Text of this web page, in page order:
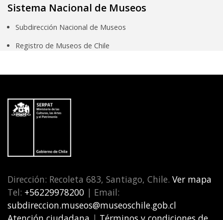
Sistema Nacional de Museos
Subdirección Nacional de Museos
Registro de Museos de Chile
Dirección: Recoleta 683, Santiago, Chile. Ver mapa
Tel: +56229978200 | Email:
subdireccion.museos@museoschile.gob.cl